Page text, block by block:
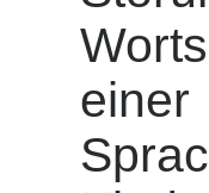
einer